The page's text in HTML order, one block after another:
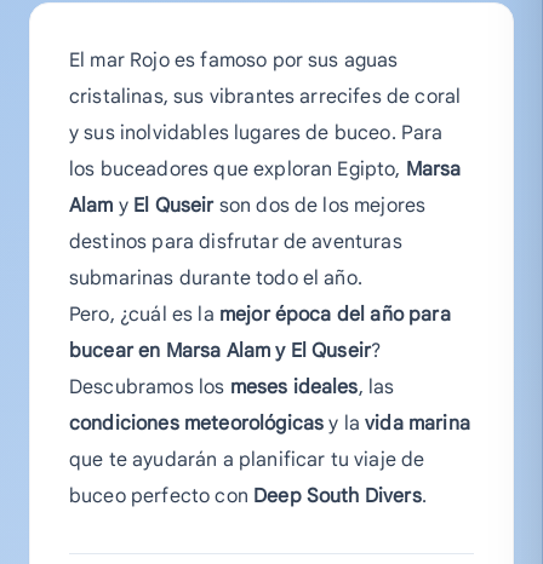
El mar Rojo es famoso por sus aguas
cristalinas, sus vibrantes arrecifes de coral
y sus inolvidables lugares de buceo. Para
los buceadores que exploran Egipto, Marsa
Alam y El Quseirson dos de los mejores
destinos para disfrutar de aventuras
submarinas durante todo el año.
Pero, ¿cuál es la mejor época del año para
bucear en Marsa Alam y El Quseir?
Descubramos los meses ideales, las
condiciones meteorológicas y lavida marina
que te ayudarán a planificar tu viaje de
buceo perfecto con Deep South Divers.